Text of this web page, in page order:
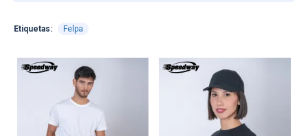
Etiquetas: Felpa
TEXTTRANSPARENTE TEXTTRANSPARENTE